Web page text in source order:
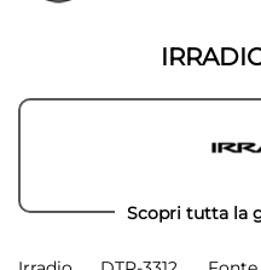
galleria
Scopri tutta la